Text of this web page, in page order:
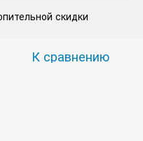
скидки
К сравнению